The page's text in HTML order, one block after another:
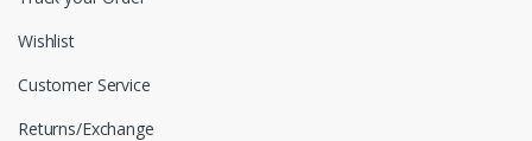
Wishlist
Customer Service
Returns/Exchange